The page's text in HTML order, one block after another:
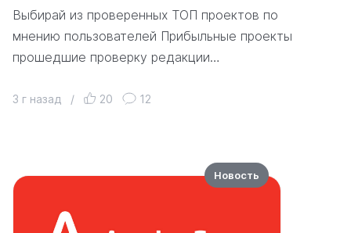
Выбирай из проверенных ТОП проектов по
мнению пользователей Прибыльные проекты
прошедшие проверку редакции…
3 г назад / 20 12
Новость